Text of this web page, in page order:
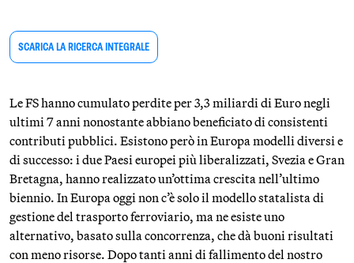
SCARICA LA RICERCA INTEGRALE
Le FS hanno cumulato perdite per 3,3 miliardi di Euro negli
ultimi 7 anni nonostante abbiano beneficiato di consistenti
contributi pubblici. Esistono però in Europa modelli diversi e
di successo: i due Paesi europei più liberalizzati, Svezia e Gran
Bretagna, hanno realizzato un’ottima crescita nell’ultimo
biennio. In Europa oggi non c’è solo il modello statalista di
gestione del trasporto ferroviario, ma ne esiste uno
alternativo, basato sulla concorrenza, che dà buoni risultati
con meno risorse. Dopo tanti anni di fallimento del nostro